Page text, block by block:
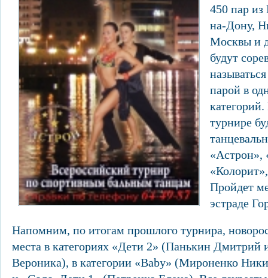
450 пар из
на-Дону,
Москвы и
будут
парой в
турнире
«Астрон»,
Пройдет
эстраде
Напомним, по итогам прошлого турнира,
места в категориях «Дети 2» (Панькин Дмитрий
Вероника), в категории «Baby» (Мироненко